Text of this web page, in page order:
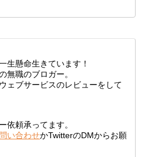
生懸命生きています！
無職のブロガー。
ェブサービスのレビューをして
依頼承ってます。
い合わせかTwitterのDMからお願